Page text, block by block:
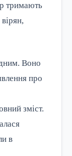
тримають
Воно
про
зміст.
в